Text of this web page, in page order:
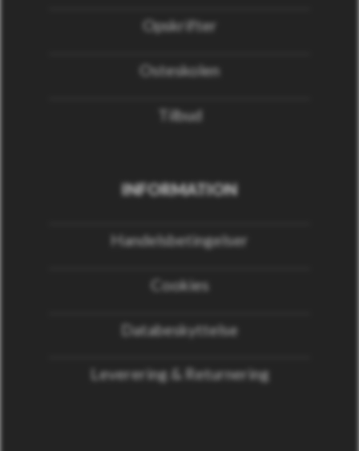
Opskrifter
Osteskolen
Tilbud
INFORMATION
Handelsbetingelser
Cookies
Databeskyttelse
Leverering & Returnering